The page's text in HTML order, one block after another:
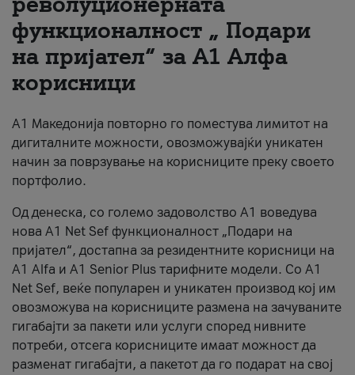
За нас
#ПодобарОнлајн
функционалност „ Подари
на пријател“ за А1 Алфа
корисници
А1 Македонија повторно го поместува лимитот на
дигиталните можности, овозможувајќи уникатен
начин за поврзување на корисниците преку своето
портфолио.
Од денеска, со големо задоволство А1 воведува
нова A1 Net Sef функционалност „Подари на
пријател“, достапна за резидентните корисници на
А1 Alfa и A1 Senior Plus тарифните модели. Со A1
Net Sef, веќе популарен и уникатен производ кој им
овозможува на корисниците размена на зачуваните
гигабајти за пакети или услуги според нивните
потреби, отсега корисниците имаат можност да
разменат гигабајти, а пакетот да го подарат на свој